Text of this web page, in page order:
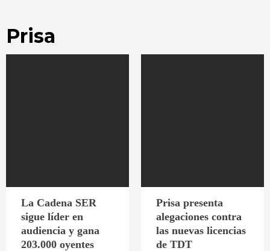
Prisa
La Cadena SER
sigue líder en
audiencia y gana
203.000 oyentes
Prisa presenta
alegaciones contra
las nuevas licencias
de TDT